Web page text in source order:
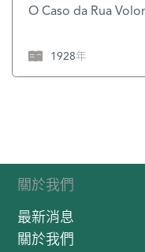
O Caso da Rua
1928年
關於我們
最新消息
關於我們